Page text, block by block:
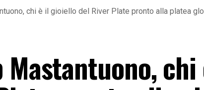
chi è il gioiello del River Plate pronto alla platea